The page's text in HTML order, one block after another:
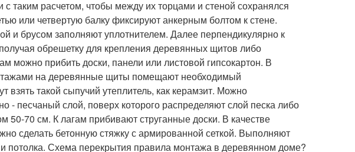
таким расчетом, чтобы между их торцами и стеной сохранялся
или четвертую балку фиксируют анкерным болтом к стене.
и брусом заполняют уплотнителем. Далее перпендикулярно к
обрешетку для крепления деревянных щитов либо
можно прибить доски, панели или листовой гипсокартон. В
на деревянные щиты помещают необходимый
взять такой сыпучий утеплитель, как керамзит. Можно
- песчаный слой, поверх которого распределяют слой песка либо
50-70 см. К лагам прибивают струганные доски. В качестве
сделать бетонную стяжку с армированной сеткой. Выполняют
потолка. Схема перекрытия правила монтажа в деревянном доме?